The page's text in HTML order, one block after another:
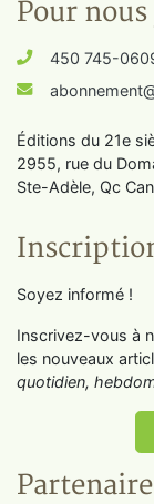
Pour
450 745-
Éditions du 21e
2955, rue du
Ste-Adèle, Qc
Soyez informé !
Inscrivez-vous à
les nouveaux
quotidien,